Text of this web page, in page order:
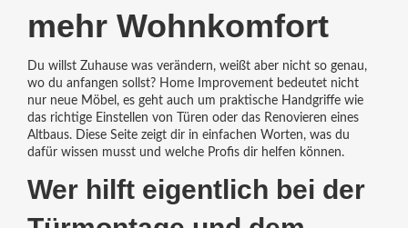
mehr Wohnkomfort
Du willst Zuhause was verändern, weißt aber nicht so genau,
wo du anfangen sollst? Home Improvement bedeutet nicht
nur neue Möbel, es geht auch um praktische Handgriffe wie
das richtige Einstellen von Türen oder das Renovieren eines
Altbaus. Diese Seite zeigt dir in einfachen Worten, was du
dafür wissen musst und welche Profis dir helfen können.
Wer hilft eigentlich bei der